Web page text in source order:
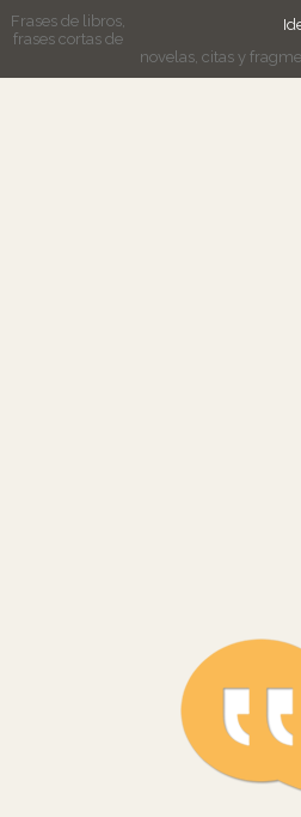
Frases de libros,
frases cortas de
novelas, citas y